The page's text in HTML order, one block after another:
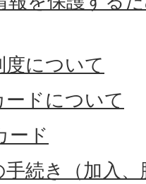
について
ドについて
ード
手続き（加入